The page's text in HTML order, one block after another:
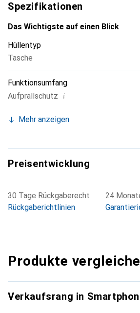
Spezifikationen
Das Wichtigste auf einen Blick
Hüllentyp
Tasche
Funktionsumfang
Aufprallschutz i
Mehr anzeigen
Preisentwicklung
30 Tage Rückgaberecht
Rückgaberichtlinien
24
Produkte
Verkaufsrang in